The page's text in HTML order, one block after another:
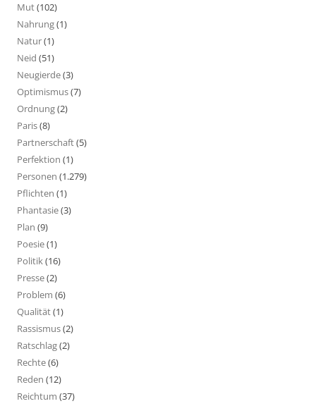
Mut(102)
Nahrung(1)
Natur(1)
Neid (51)
Neugierde(3)
Optimismus(7)
Ordnung(2)
Paris(8)
Partnerschaft(5)
Perfektion (1)
Personen (1.279)
Pflichten (1)
Phantasie(3)
Plan (9)
Poesie(1)
Politik(16)
Presse(2)
Problem (6)
Qualität(1)
Rassismus(2)
Ratschlag(2)
Rechte(6)
Reden (12)
Reichtum (37)